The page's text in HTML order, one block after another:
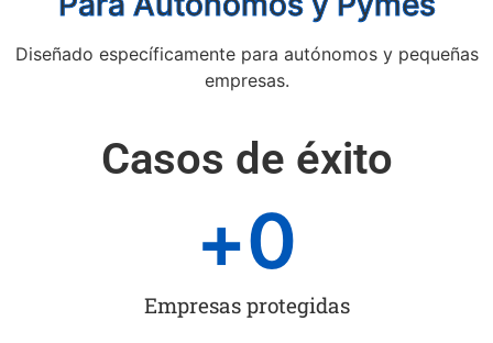
Diseñado específicamente para autónomos y pequeñas
empresas.
Casos de éxito
Empresas protegidas
+0